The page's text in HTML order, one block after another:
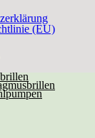
(EU)